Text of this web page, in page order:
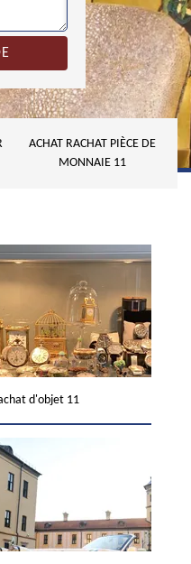
ACHAT RACHAT PIÈCE DE
MONNAIE 11
d'objet 11